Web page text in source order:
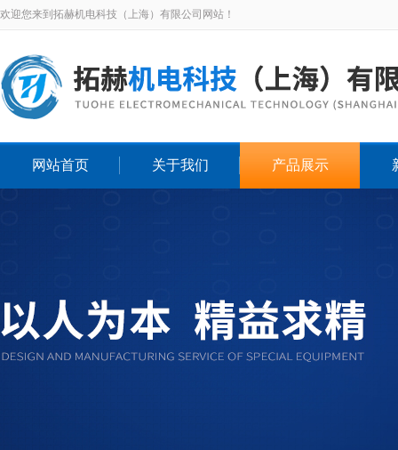
欢迎您来到拓赫机电科技（上海）有限公司网站！
网站首页 关于我们 产品展示